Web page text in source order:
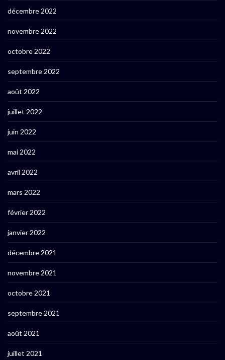
décembre 2022
novembre 2022
octobre 2022
septembre 2022
août 2022
juillet 2022
juin 2022
mai 2022
avril 2022
mars 2022
février 2022
janvier 2022
décembre 2021
novembre 2021
octobre 2021
septembre 2021
août 2021
juillet 2021